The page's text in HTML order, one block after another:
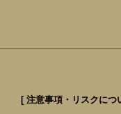
[ 注意事項・リスクにつ